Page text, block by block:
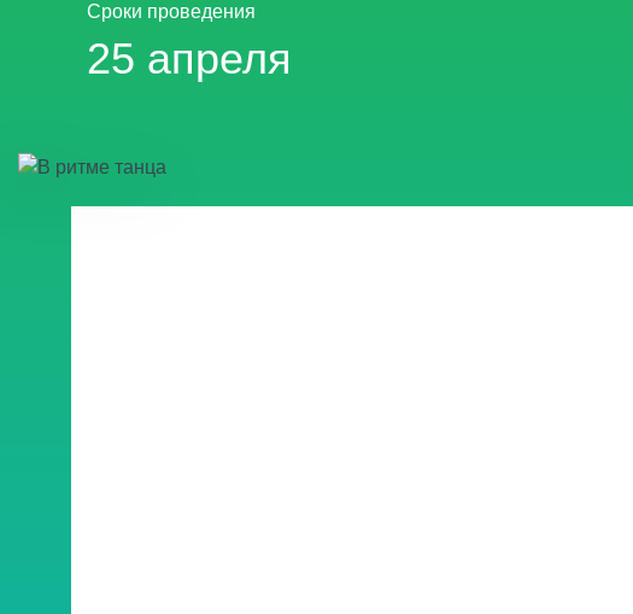
Сроки проведения
25 апреля